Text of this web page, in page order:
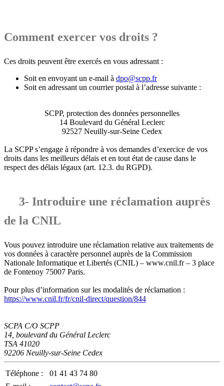
Comment exercer vos droits ?
Ces droits peuvent être exercés en vous adressant :
Soit en envoyant un e-mail à dpo@scpp.fr
Soit en adressant un courrier postal à l’adresse suivante :
SCPP, protection des données personnelles
14 Boulevard du Général Leclerc
92527 Neuilly-sur-Seine Cedex
La SCPP s’engage à répondre à vos demandes d’exercice de vos
droits dans les meilleurs délais et en tout état de cause dans le
respect des délais légaux (art. 12.3. du RGPD).
3- Introduire une réclamation auprès
de la CNIL
Vous pouvez introduire une réclamation relative aux traitements de
vos données à caractère personnel auprès de la Commission
Nationale Informatique et Libertés (CNIL) – www.cnil.fr – 3 place
de Fontenoy 75007 Paris.
Pour plus d’information sur les modalités de réclamation :
https://www.cnil.fr/fr/cnil-direct/question/844
SCPA C/O SCPP
14, boulevard du Général Leclerc
TSA 41020
92206 Neuilly-sur-Seine Cedex
Téléphone :
01 41 43 74 80